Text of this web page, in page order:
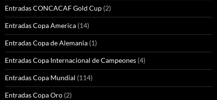
Entradas CONCACAF Gold Cup (2)
Entradas Copa America (14)
Entradas Copa de Alemania (1)
Entradas Copa Internacional de Campeones (4)
Entradas Copa Mundial (114)
Entradas Copa Oro (2)